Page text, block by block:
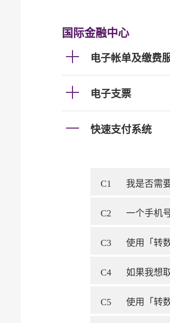
国际金融中心
电子帐单及缴费
电子支票
快速支付系统
C1 我是否需
C2 一个手机
C3 使用「转
C4 如果我想
C5 使用「转